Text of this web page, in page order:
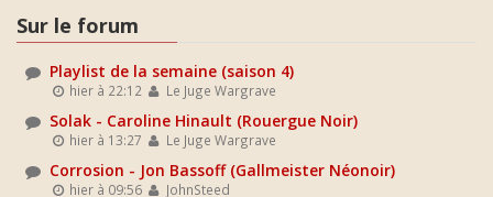
Sur le forum
Playlist de la semaine (saison 4)
hier à 22:12 Le Juge Wargrave
Solak - Caroline Hinault (Rouergue Noir)
hier à 13:27 Le Juge Wargrave
Corrosion - Jon Bassoff (Gallmeister Néonoir)
hier à 09:56 JohnSteed